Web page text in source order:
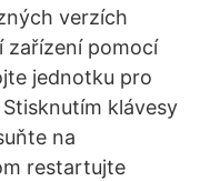
verzích
zařízení pomocí
jednotku pro
klávesy
na
restartujte